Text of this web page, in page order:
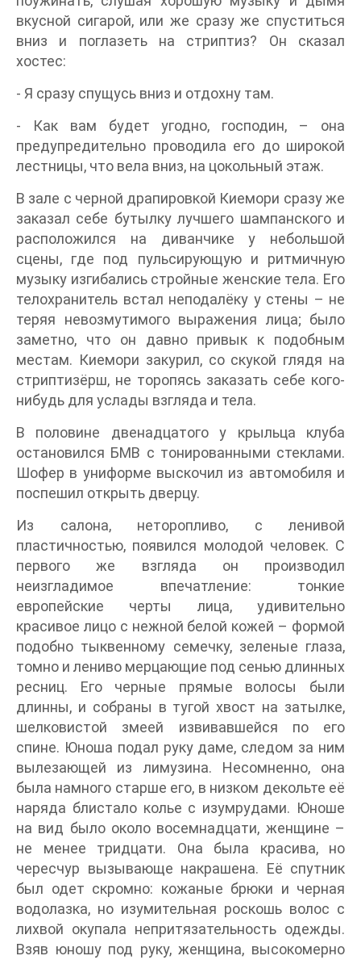
вкусной сигарой, или же сразу же спуститься
вниз и поглазеть на стриптиз? Он сказал
хостес:
- Я сразу спущусь вниз и отдохну там.
- Как вам будет угодно, господин, – она
предупредительно проводила его до широкой
лестницы, что вела вниз, на цокольный этаж.
В зале с черной драпировкой Киемори сразу же
заказал себе бутылку лучшего шампанского и
расположился на диванчике у небольшой
сцены, где под пульсирующую и ритмичную
музыку изгибались стройные женские тела. Его
телохранитель встал неподалёку у стены – не
теряя невозмутимого выражения лица; было
заметно, что он давно привык к подобным
местам. Киемори закурил, со скукой глядя на
стриптизёрш, не торопясь заказать себе кого-
нибудь для услады взгляда и тела.
В половине двенадцатого у крыльца клуба
остановился БМВ с тонированными стеклами.
Шофер в униформе выскочил из автомобиля и
поспешил открыть дверцу.
Из салона, неторопливо, с ленивой
пластичностью, появился молодой человек. С
первого же взгляда он производил
неизгладимое впечатление: тонкие
европейские черты лица, удивительно
красивое лицо с нежной белой кожей – формой
подобно тыквенному семечку, зеленые глаза,
томно и лениво мерцающие под сенью длинных
ресниц. Его черные прямые волосы были
длинны, и собраны в тугой хвост на затылке,
шелковистой змеей извивавшейся по его
спине. Юноша подал руку даме, следом за ним
вылезающей из лимузина. Несомненно, она
была намного старше его, в низком декольте её
наряда блистало колье с изумрудами. Юноше
на вид было около восемнадцати, женщине –
не менее тридцати. Она была красива, но
чересчур вызывающе накрашена. Её спутник
был одет скромно: кожаные брюки и черная
водолазка, но изумительная роскошь волос с
лихвой окупала непритязательность одежды.
Взяв юношу под руку, женщина, высокомерно